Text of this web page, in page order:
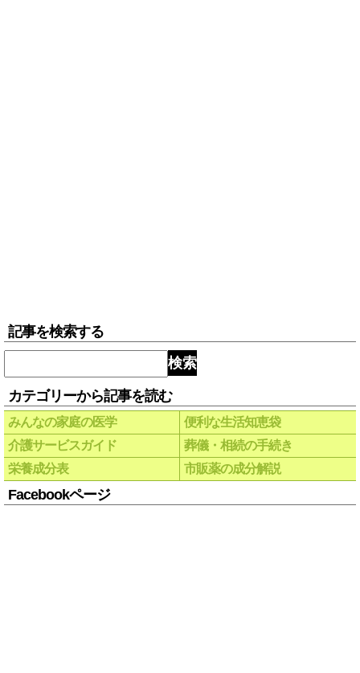
記事を検索する
検索
カテゴリーから記事を読む
みんなの家庭の医学
便利な生活知恵袋
介護サービスガイド
葬儀・相続の手続き
栄養成分表
市販薬の成分解説
Facebookページ